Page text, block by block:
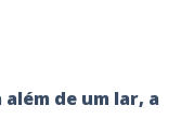
de um lar, a